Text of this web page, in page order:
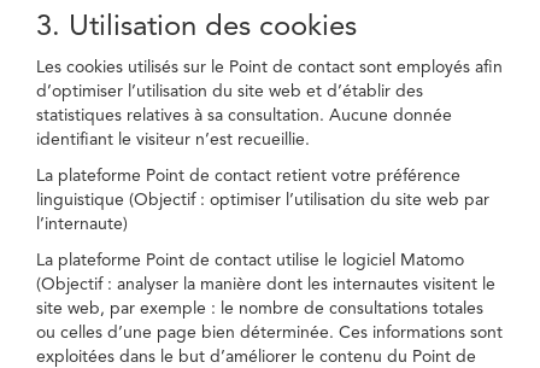
3. Utilisation des cookies
Les cookies utilisés sur le Point de contact sont employés afin
d’optimiser l’utilisation du site web et d’établir des
statistiques relatives à sa consultation. Aucune donnée
identifiant le visiteur n’est recueillie.
La plateforme Point de contact retient votre préférence
linguistique (Objectif : optimiser l’utilisation du site web par
l’internaute)
La plateforme Point de contact utilise le logiciel Matomo
(Objectif : analyser la manière dont les internautes visitent le
site web, par exemple : le nombre de consultations totales
ou celles d’une page bien déterminée. Ces informations sont
exploitées dans le but d’améliorer le contenu du Point de